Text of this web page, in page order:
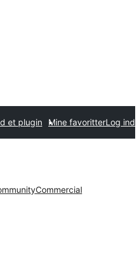
et plugin Mine favoritterLog ind
Commercial